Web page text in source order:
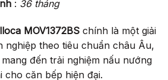
: 36 tháng
MOV1372BS chính là một giải
nghiệp theo tiêu chuẩn châu Âu,
đến trải nghiệm nấu nướng
cho căn bếp hiện đại.